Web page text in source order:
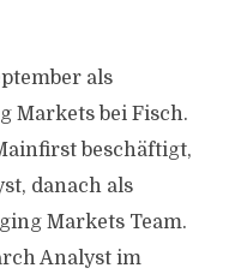
als
Markets bei Fisch.
beschäftigt,
danach als
Markets Team.
Analyst im